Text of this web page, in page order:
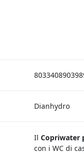
Dianhydro
Il Copriwater
con i WC di